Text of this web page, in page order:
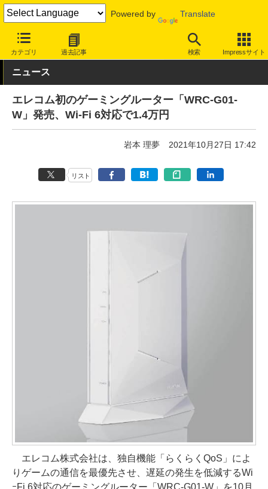
Powered by Translate
カテゴリ 過去記事 検索 Impressサイト
INTERNET Watch トピック
ニュース
エレコム初のゲーミングルーター「WRC-G01-
W」発売、Wi-Fi 6対応で1.4万円
岩本 理夢 2021年10月27日 17:42
リスト
エレコム株式会社は、独自機能「らくらくQoS」によ
りゲームの通信を最優先させ、遅延の発生を低減するWi
ｰFi 6対応のゲーミングルーター「WRC-G01-W」を10月